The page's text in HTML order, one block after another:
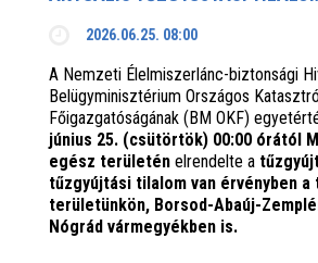
2026.06.25. 08:00
A Nemzeti Élelmiszerlánc-biztonsági
Belügyminisztérium Országos
Főigazgatóságának (BM OKF)
június 25. (csütörtök) 00:00 órától
egész területén elrendelte a
tűzgyújtási tilalom van érvényben a
területünkön, Borsod-Abaúj-
Nógrád vármegyékben is.